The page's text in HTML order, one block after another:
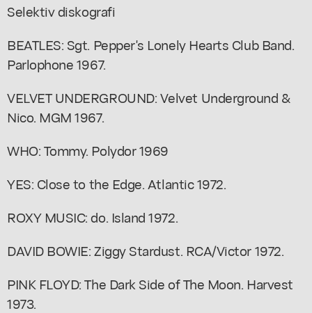
Selektiv diskografi
BEATLES: Sgt. Pepper's Lonely Hearts Club Band.
Parlophone 1967.
VELVET UNDERGROUND: Velvet Underground &
Nico. MGM 1967.
WHO: Tommy. Polydor 1969
YES: Close to the Edge. Atlantic 1972.
ROXY MUSIC: do. Island 1972.
DAVID BOWIE: Ziggy Stardust. RCA/Victor 1972.
PINK FLOYD: The Dark Side of The Moon. Harvest
1973.